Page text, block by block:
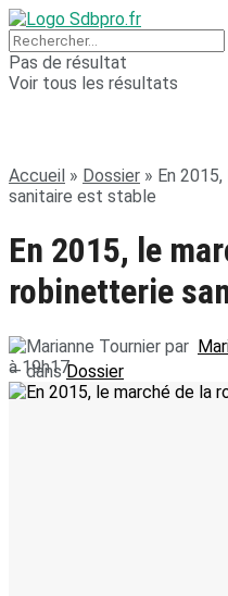
Pas de résultat
Voir tous les résultats
Accueil » Dossier » En
sanitaire est stable
En 2015, le
robinetterie
par
à 19h17
— dansDossier